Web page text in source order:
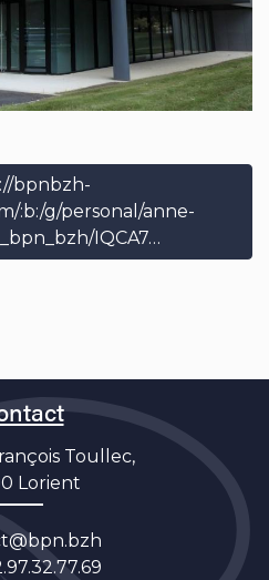
bpnbzh-
:b:/g/personal/anne-
IQCA7…
Toullec,
Lorient